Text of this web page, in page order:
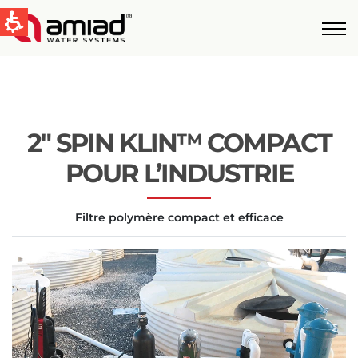
Global
United States
English
Australia
English
2″ SPIN KLIN™ COMPACT
POUR L’INDUSTRIE
Filtre polymère compact et efficace